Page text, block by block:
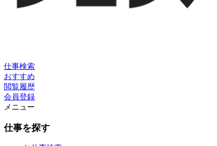
仕事検索
おすすめ
閲覧履歴
会員登録
メニュー
仕事を探す